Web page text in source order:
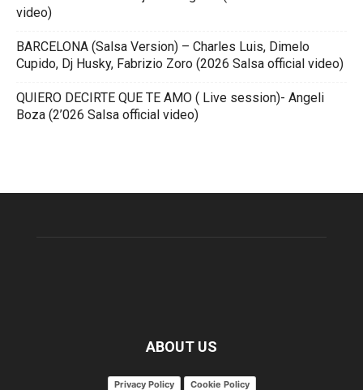
video)
BARCELONA (Salsa Version) – Charles Luis, Dimelo
Cupido, Dj Husky, Fabrizio Zoro (2026 Salsa official video)
QUIERO DECIRTE QUE TE AMO ( Live session)- Angeli
Boza (2’026 Salsa official video)
ABOUT US
Privacy Policy Cookie Policy